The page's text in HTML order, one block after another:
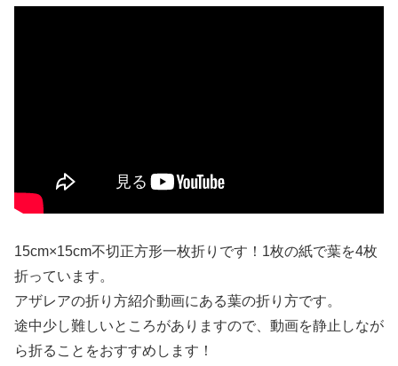
15cm×15cm不切正方形一枚折りです！1枚の紙で葉を4枚
折っています。
アザレアの折り方紹介動画にある葉の折り方です。
途中少し難しいところがありますので、動画を静止しなが
ら折ることをおすすめします！